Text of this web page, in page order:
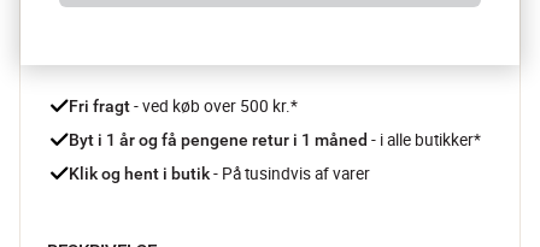
Fri fragt - ved køb over 500 kr.*
Byt i 1 år og få pengene retur i 1 måned - i alle butikker*
Klik og hent i butik - På tusindvis af varer